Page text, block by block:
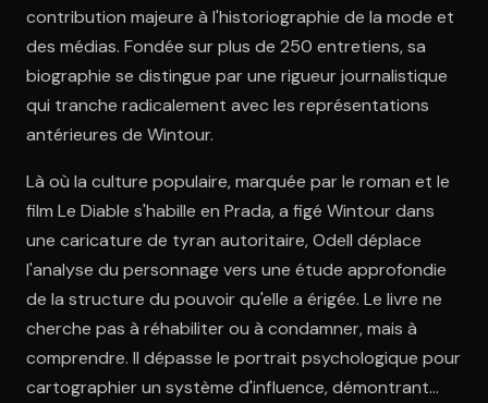
contribution majeure à l'historiographie de la mode et
des médias. Fondée sur plus de 250 entretiens, sa
biographie se distingue par une rigueur journalistique
qui tranche radicalement avec les représentations
antérieures de Wintour.
Là où la culture populaire, marquée par le roman et le
film Le Diable s'habille en Prada, a figé Wintour dans
une caricature de tyran autoritaire, Odell déplace
l'analyse du personnage vers une étude approfondie
de la structure du pouvoir qu'elle a érigée. Le livre ne
cherche pas à réhabiliter ou à condamner, mais à
comprendre. Il dépasse le portrait psychologique pour
cartographier un système d'influence, démontrant